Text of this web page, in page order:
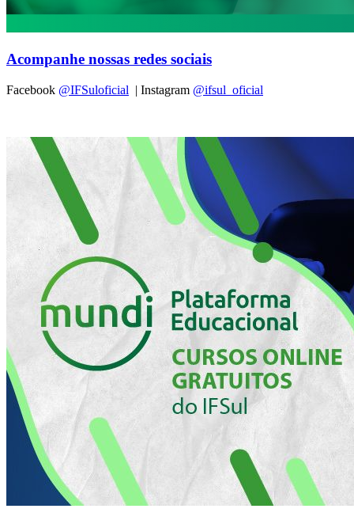
Acompanhe nossas redes sociais
Facebook @IFSuloficial | Instagram @ifsul_oficial